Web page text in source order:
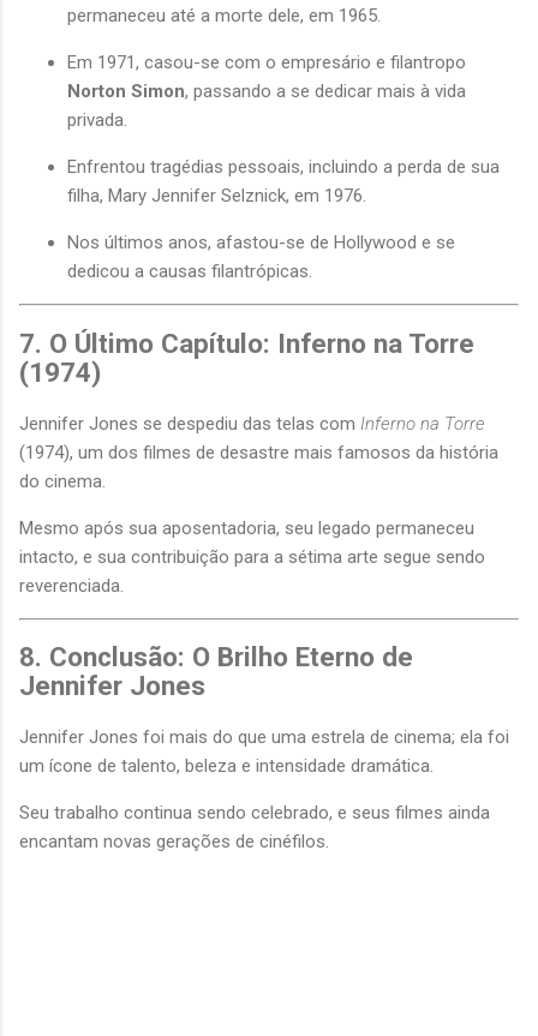
permaneceu até a morte dele, em 1965.
Em 1971, casou-se com o empresário e filantropo
Norton Simon, passando a se dedicar mais à vida
privada.
Enfrentou tragédias pessoais, incluindo a perda de sua
filha, Mary Jennifer Selznick, em 1976.
Nos últimos anos, afastou-se de Hollywood e se
dedicou a causas filantrópicas.
7. O Último Capítulo: Inferno na Torre
(1974)
Jennifer Jones se despediu das telas com Inferno na Torre
(1974), um dos filmes de desastre mais famosos da história
do cinema.
Mesmo após sua aposentadoria, seu legado permaneceu
intacto, e sua contribuição para a sétima arte segue sendo
reverenciada.
8. Conclusão: O Brilho Eterno de
Jennifer Jones
Jennifer Jones foi mais do que uma estrela de cinema; ela foi
um ícone de talento, beleza e intensidade dramática.
Seu trabalho continua sendo celebrado, e seus filmes ainda
encantam novas gerações de cinéfilos.